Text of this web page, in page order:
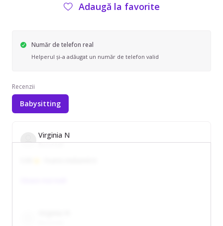
Adaugă la favorite
Număr de telefon real
Helperul și-a adăugat un număr de telefon valid
Recenzii
Babysitting
Virginia N
Bucuresti